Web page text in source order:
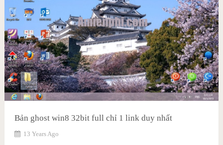
Bản ghost win8 32bit full chỉ 1 link duy nhất
13 Years Ago